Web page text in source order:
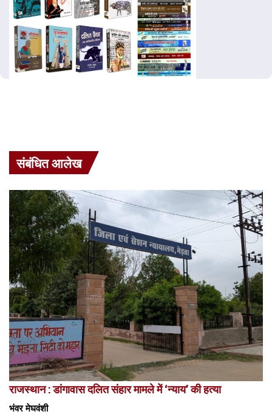
संबंधित आलेख
राजस्थान : डांगावास दलित संहार मामले में ‘न्याय’ की हत्या
भंवर मेघवंशी